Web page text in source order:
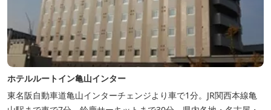
ホテルルートイン亀山インター
東名阪自動車道亀山インターチェンジより車で1分。JR関西本線亀